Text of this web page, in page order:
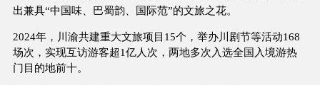
出兼具“中国味、巴蜀韵、国际范”的文旅之花。
2024年，川渝共建重大文旅项目15个，举办川剧节等活动168
场次，实现互访游客超1亿人次，两地多次入选全国入境游热
门目的地前十。